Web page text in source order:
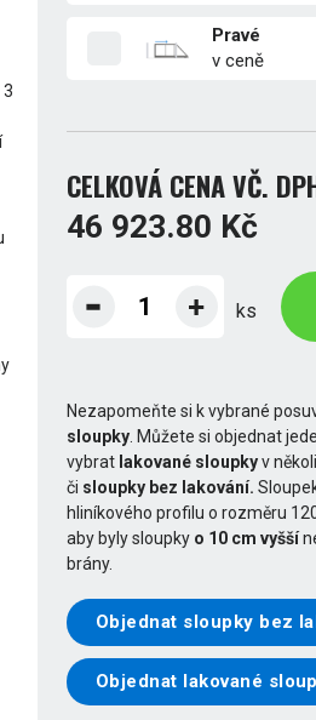
Pravé
v ceně
CELKOVÁ CENA VČ.
46 923.80 Kč
ks
Nezapomeňte si k vybrané
sloupky. Můžete si objednat
vybrat lakované sloupkyv
či sloupky bez lakování.
hliníkového profilu o rozměru
aby byly sloupky o 10 cm vyšší
brány.
Objednat sloupky bez
Objednat lakované